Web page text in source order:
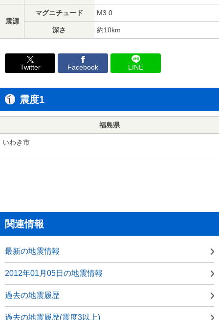
震源
マグニチュード M3.0
深さ 約10km
Twitter Facebook LINE
震度1
福島県
いわき市
関連情報
最新の地震情報
2012年01月05日の地震情報
過去の地震履歴
過去の地震履歴(震度3以上)